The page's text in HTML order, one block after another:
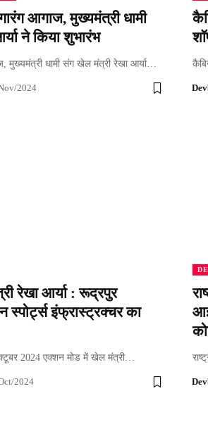
आगाज, मुख्यमंत्री धामी
ने किया शुभारंभ
मुख्यमंत्री धामी संग खेल मंत्री रेखा आर्या…
2024
रेखा आर्या : रूद्रपुर
स्पोर्ट्स इंफ्रास्ट्रक्चर का
2024 एक्शन मोड में खेल मंत्री…
2024